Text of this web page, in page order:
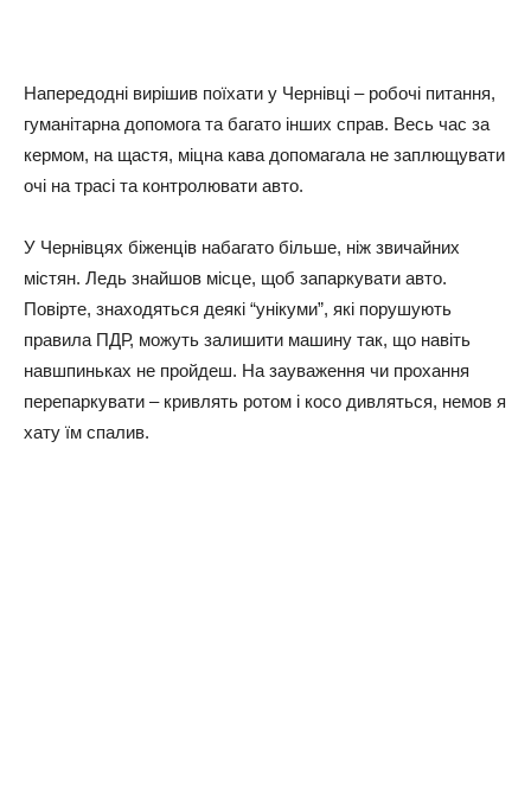
Напередодні вирішив поїхати у Чернівці – робочі питання,
гуманітарна допомога та багато інших справ. Весь час за
кермом, на щастя, міцна кава допомагала не заплющувати
очі на трасі та контролювати авто.
У Чернівцях біженців набагато більше, ніж звичайних
містян. Ледь знайшов місце, щоб запаркувати авто.
Повірте, знаходяться деякі “унікуми”, які порушують
правила ПДР, можуть залишити машину так, що навіть
навшпиньках не пройдеш. На зауваження чи прохання
перепаркувати – кривлять ротом і косо дивляться, немов я
хату їм спалив.